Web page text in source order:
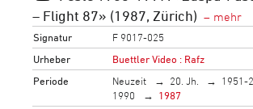
– Flight 87» (1987, Zürich)
Signatur
F 9017-025
Urheber
Buettler Video : Rafz
Periode
Neuzeit 20. Jh. 1951-
1990
1987